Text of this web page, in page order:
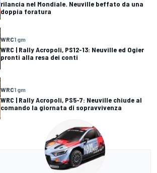
rilancia nel Mondiale. Neuville beffato da una
doppia foratura
WRC1 gm
WRC | Rally Acropoli, PS12-13: Neuville ed Ogier
pronti alla resa dei conti
WRC1 gm
WRC | Rally Acropoli, PS5-7: Neuville chiude al
comando la giornata di sopravvivenza